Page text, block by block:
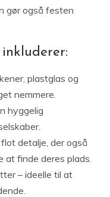
gør også festen
plastglas og
nemmere.
hyggelig
detalje, der også
finde deres plads.
– ideelle til at